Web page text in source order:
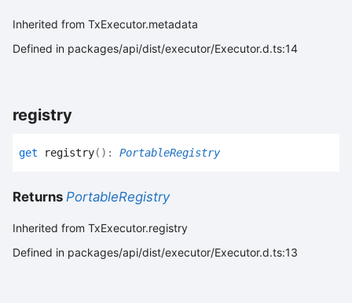
Inherited from TxExecutor.metadata
Defined in packages/api/dist/executor/Executor.d.ts:14
registry
get registry( ) : PortableRegistry
Returns PortableRegistry
Inherited from TxExecutor.registry
Defined in packages/api/dist/executor/Executor.d.ts:13